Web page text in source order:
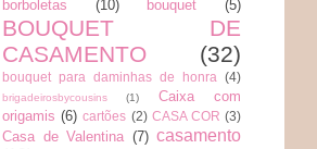
borboletas (10) bouquet (5)
BOUQUET DE
CASAMENTO
(32)
bouquet para daminhas de honra (4)
brigadeirosbycousins (1)
Caixa com
origamis (6) cartões (2) CASA COR (3)
Casa de Valentina (7) casamento